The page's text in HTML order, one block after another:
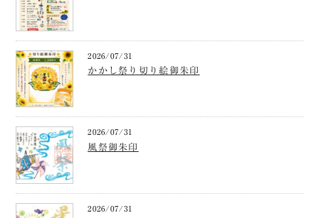
2026/07/31
かかし祭り切り絵御朱印
2026/07/31
風祭御朱印
2026/07/31